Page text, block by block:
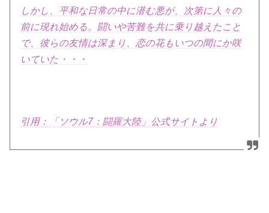
しかし、平和な日常の中に潜む悪が、次第に人々の
前に現れ始める。闘いや苦難を共に乗り越えたこと
で、彼らの友情は深まり、恋の花もいつの間にか咲
いていた・・・
引用：「ソウル7：闘羅大陸」公式サイトより